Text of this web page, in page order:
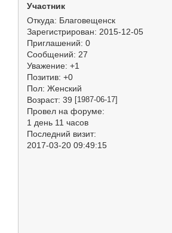
Участник
Откуда: Благовещенск
Зарегистрирован: 2015-12-05
Приглашений: 0
Сообщений: 27
Уважение: +1
Позитив: +0
Пол: Женский
Возраст: 39 [1987-06-17]
Провел на форуме:
1 день 11 часов
Последний визит:
2017-03-20 09:49:15